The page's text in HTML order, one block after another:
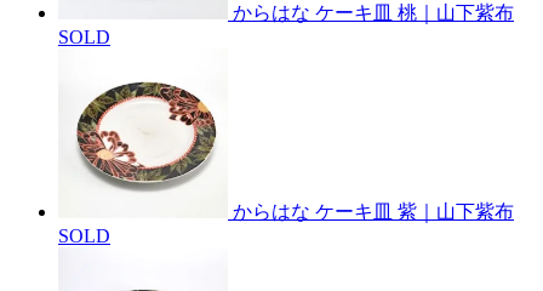
からはな ケーキ皿 桃｜山下紫布
SOLD
からはな ケーキ皿 紫｜山下紫布
SOLD